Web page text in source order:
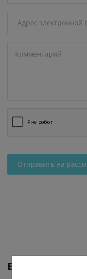
Отправить на
Еще от